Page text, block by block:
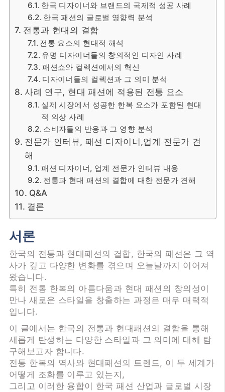
한국 디자이너와 브랜드의 국제적 성공 사례
한국 패션의 글로벌 영향력 분석
전통과 현대의 결합
전통 요소의 현대적 해석
유명 디자이너들의 창의적인 디자인 사례
패션쇼와 컬렉션에서의 혁신
디자이너들의 컬렉션과 그 의미 분석
사례 연구, 현대 패션에 적용된 전통 요소
실제 시장에서 성공한 한복 요소가 포함된 현대
적 의상 사례
소비자들의 반응과 그 영향 분석
전문가 인터뷰, 패션 디자이너,업계 전문가 견
해
패션 디자이너, 업계 전문가 인터뷰 내용
전통과 현대 패션의 결합에 대한 전문가 견해
Q&A
결론
서론
한국의 전통과 현대패션의 결합, 한국의 패션은 그 역
사가 깊고 다양한 변화를 겪으며 오늘날까지 이어져
왔습니다.
특히 전통 한복의 아름다움과 현대 패션의 창의성이
만나 새로운 스타일을 창출하는 과정은 매우 매력적
입니다.
이 글에서는 한국의 전통과 현대패션의 결합을 통해
새롭게 탄생하는 다양한 스타일과 그 의미에 대해 탐
구해보고자 합니다.
전통 한복의 역사와 현대패션의 트렌드, 이 두 세계가
어떻게 조화를 이루고 있는지,
그리고 이러한 융합이 한국 패션 산업과 글로벌 시장